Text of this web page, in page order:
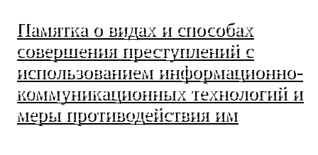
Памятка о видах и способах
совершения преступлений с
использованием информационно-
коммуникационных технологий и
меры противодействия им